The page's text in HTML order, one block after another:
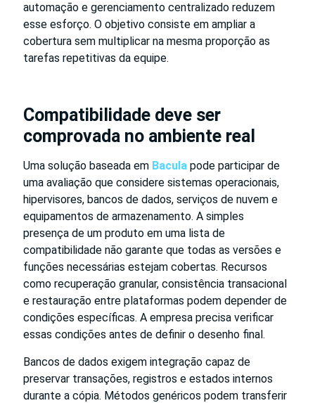
automação e gerenciamento centralizado reduzem
esse esforço. O objetivo consiste em ampliar a
cobertura sem multiplicar na mesma proporção as
tarefas repetitivas da equipe.
Compatibilidade deve ser
comprovada no ambiente real
Uma solução baseada em Bacula pode participar de
uma avaliação que considere sistemas operacionais,
hipervisores, bancos de dados, serviços de nuvem e
equipamentos de armazenamento. A simples
presença de um produto em uma lista de
compatibilidade não garante que todas as versões e
funções necessárias estejam cobertas. Recursos
como recuperação granular, consistência transacional
e restauração entre plataformas podem depender de
condições específicas. A empresa precisa verificar
essas condições antes de definir o desenho final.
Bancos de dados exigem integração capaz de
preservar transações, registros e estados internos
durante a cópia. Métodos genéricos podem transferir